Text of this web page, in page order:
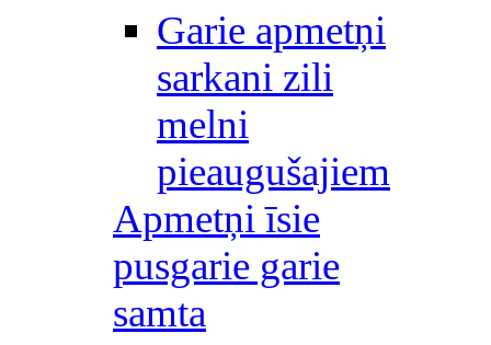
Garie apmetņi
sarkani zili
melni
pieaugušajiem
Apmetņi īsie
pusgarie garie
samta